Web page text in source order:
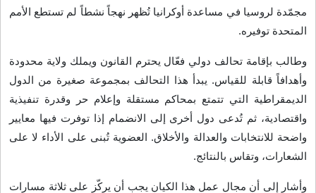
مجمّدة لروسيا في مساعدة أوكرانيا تُظهر نهجاً نشطاً لم تستطع الأمم
المتحدة توفيره.
وطالب بإقامة تحالف دولي فعّال يحترم القانون ويملك ولاية محدودة
وأهدافاً قابلة للقياس. يبدأ هذا التحالف بمجموعة صغيرة من الدول
الديمقراطية التي تتمتع بمحاكم مستقلة وإعلام حر وقدرة تنفيذية
واقتصادية، ثم تُدعى دول أخرى إلى الانضمام إذا توفرت فيها معايير
واضحة للانتخابات والعدالة والأخلاق. العضوية تُبنى على الأداء لا على
الشعارات، وتقاس بالنتائج.
وأشار إلى أن مجال عمل هذا الكيان يجب أن يركّز على ثلاثة مسارات